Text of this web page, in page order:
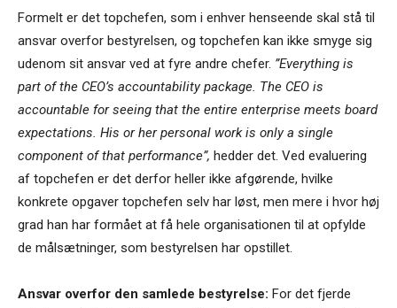
Formelt er det topchefen, som i enhver henseende skal stå til
ansvar overfor bestyrelsen, og topchefen kan ikke smyge sig
udenom sit ansvar ved at fyre andre chefer. ”Everything is
part of the CEO’s accountability package. The CEO is
accountable for seeing that the entire enterprise meets board
expectations. His or her personal work is only a single
component of that performance”, hedder det. Ved evaluering
af topchefen er det derfor heller ikke afgørende, hvilke
konkrete opgaver topchefen selv har løst, men mere i hvor høj
grad han har formået at få hele organisationen til at opfylde
de målsætninger, som bestyrelsen har opstillet.
Ansvar overfor den samlede bestyrelse: For det fjerde